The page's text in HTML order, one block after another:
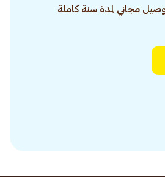
مجاني لمدة سنة كاملة